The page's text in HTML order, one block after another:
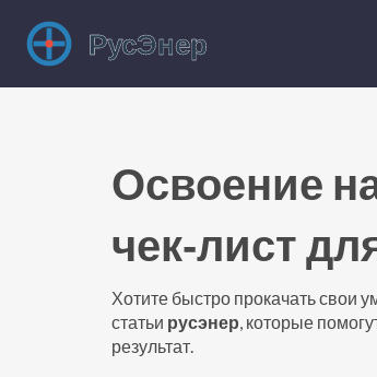
Освоение
чек‑лист
Хотите быстро прокачать свои
статьи русэнер, которые
результат.